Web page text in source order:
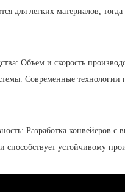
для легких материалов,
Объем и скорость
Современные технологии
Разработка конвейеров
способствует устойчивому